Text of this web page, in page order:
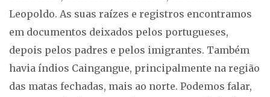
Leopoldo. As suas raízes e registros encontramos
em documentos deixados pelos portugueses,
depois pelos padres e pelos imigrantes. Também
havia índios Caingangue, principalmente na região
das matas fechadas, mais ao norte. Podemos falar,